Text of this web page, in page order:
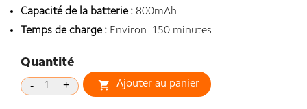
Capacité de la batterie : 800mAh
Temps de charge : Environ. 150 minutes
Quantité
 Ajouter au panier